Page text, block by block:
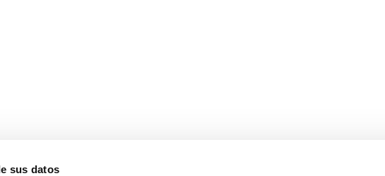
sus datos